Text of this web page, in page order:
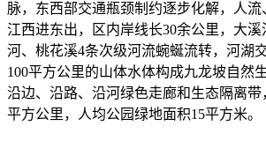
脉，东西部交通瓶颈制约逐步化解，人
江西进东出，区内岸线长30余公里，大
河、桃花溪4条次级河流蜿蜒流转，河湖
100平方公里的山体水体构成九龙坡自然
沿边、沿路、沿河绿色走廊和生态隔离带
平方公里，人均公园绿地面积15平方米。